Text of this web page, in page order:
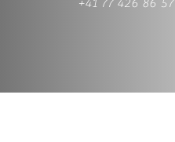
+41 77 426 86 57